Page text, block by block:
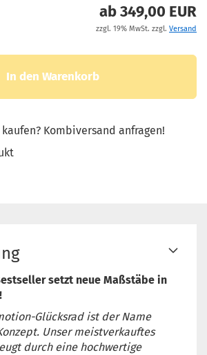
ab 349,00 EUR
zzgl. 19% MwSt. zzgl. Versand
In den Warenkorb
Kombiversand anfragen!
setzt neue Maßstäbe in
Glücksrad ist der Name
Unser meistverkauftes
durch eine hochwertige